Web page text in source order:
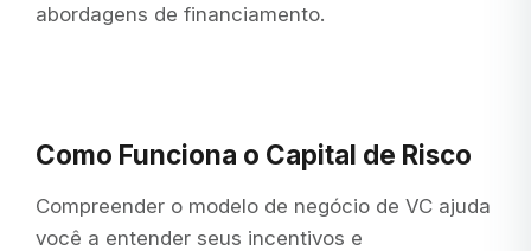
abordagens de financiamento.
Como Funciona o Capital de Risco
Compreender o modelo de negócio de VC ajuda
você a entender seus incentivos e